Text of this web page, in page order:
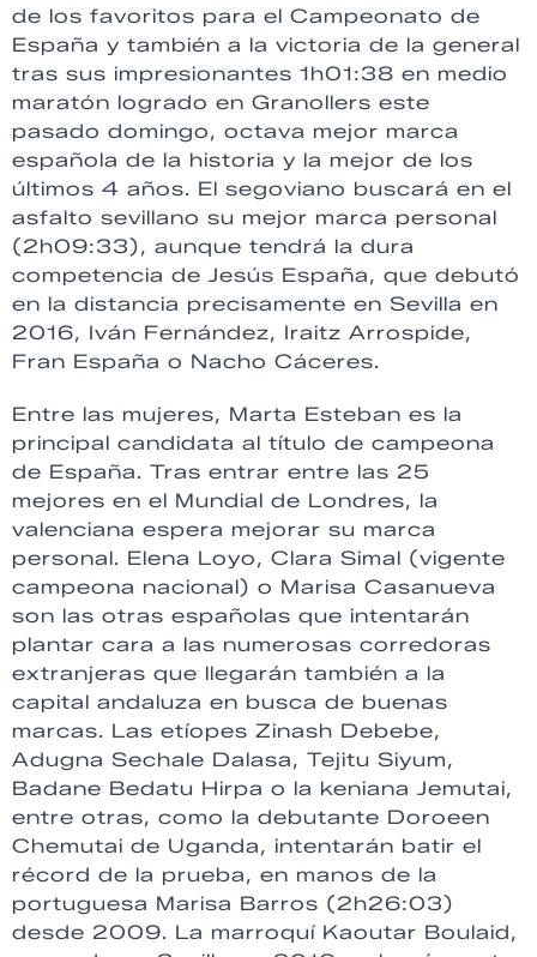
de los favoritos para el Campeonato de
España y también a la victoria de la general
tras sus impresionantes 1h01:38 en medio
maratón logrado en Granollers este
pasado domingo, octava mejor marca
española de la historia y la mejor de los
últimos 4 años. El segoviano buscará en el
asfalto sevillano su mejor marca personal
(2h09:33), aunque tendrá la dura
competencia de Jesús España, que debutó
en la distancia precisamente en Sevilla en
2016, Iván Fernández, Iraitz Arrospide,
Fran España o Nacho Cáceres.
Entre las mujeres, Marta Esteban es la
principal candidata al título de campeona
de España. Tras entrar entre las 25
mejores en el Mundial de Londres, la
valenciana espera mejorar su marca
personal. Elena Loyo, Clara Simal (vigente
campeona nacional) o Marisa Casanueva
son las otras españolas que intentarán
plantar cara a las numerosas corredoras
extranjeras que llegarán también a la
capital andaluza en busca de buenas
marcas. Las etíopes Zinash Debebe,
Adugna Sechale Dalasa, Tejitu Siyum,
Badane Bedatu Hirpa o la keniana Jemutai,
entre otras, como la debutante Doroeen
Chemutai de Uganda, intentarán batir el
récord de la prueba, en manos de la
portuguesa Marisa Barros (2h26:03)
desde 2009. La marroquí Kaoutar Boulaid,